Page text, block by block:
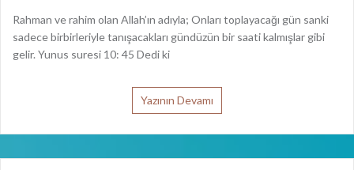
Rahman ve rahim olan Allah’ın adıyla; Onları toplayacağı gün sanki
sadece birbirleriyle tanışacakları gündüzün bir saati kalmışlar gibi
gelir. Yunus suresi 10: 45 Dedi ki
Yazının Devamı